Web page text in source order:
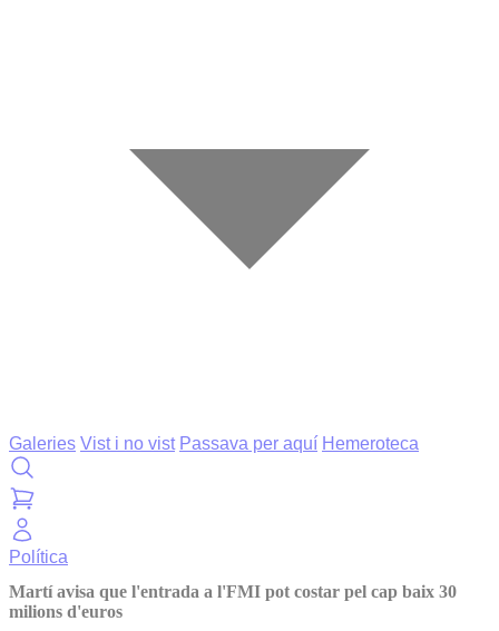
Galeries Vist i no vist Passava per aquí Hemeroteca
Política
Martí avisa que l'entrada a l'FMI pot costar pel cap baix 30
milions d'euros